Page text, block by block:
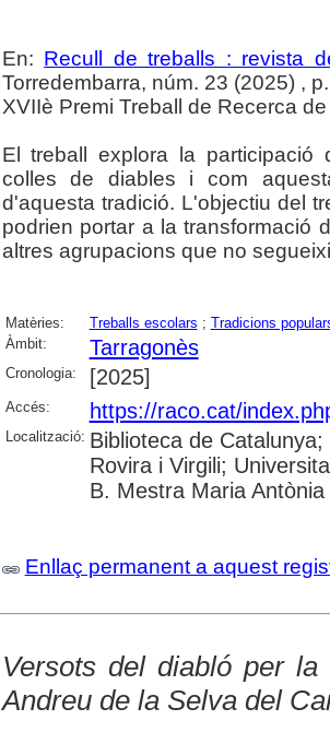
En: Recull de treballs : revista
Torredembarra, núm. 23 (2025) ,
XVIIè Premi Treball de Recerca
El treball explora la
colles de diables i com
d'aquesta tradició. L'objectiu del
podrien portar a la transformació
altres agrupacions que no
Matèries: Treballs escolars ; Tradicions
Àmbit:
Tarragonès
Cronologia: [2025]
Accés: https://raco.cat/
Localització: Biblioteca de
Rovira i Virgili;
B. Mestra Maria
Enllaç permanent a aquest
Versots del diabló per
Andreu de la Selva del